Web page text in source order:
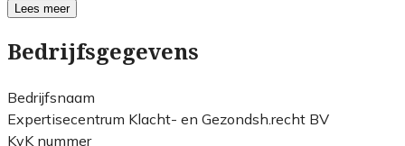
Lees meer
Bedrijfsgegevens
Bedrijfsnaam
Expertisecentrum Klacht- en Gezondsh.recht BV
KvK nummer